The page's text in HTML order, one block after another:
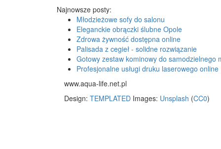
Najnowsze posty:
Młodzieżowe sofy do salonu
Eleganckie obrączki ślubne Opole
Zdrowa żywność dostępna online
Palisada z cegieł - solidne rozwiązanie
Gotowy zestaw kominowy do samodzielnego
Profesjonalne usługi druku laserowego online
www.aqua-life.net.pl
Design: TEMPLATED Images: Unsplash (CC0)